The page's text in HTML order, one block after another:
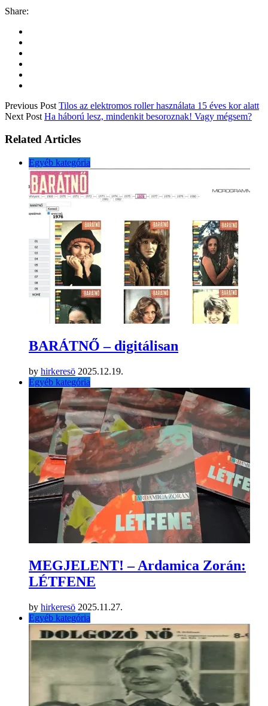
Ha megszavazzák a
konszolidációs csomagot,
tömegesen mondanak fel az
In "Egyéb kategória"
felmondásának összegyűjtését az
2024.09.30.
In "Egyéb kategória"
Previous Post Tilos az elektromos roller használata 15 éves kor alatt
Ha háború lesz, mindenkit besoroznak! Vagy mégsem?
Egyéb kategória
BARÁTNŐ – digitálisan
byhirkeresö 2025.12.19.
Egyéb kategória